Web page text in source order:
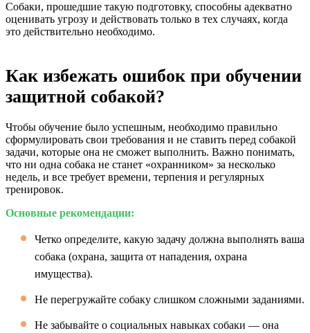
Собаки, прошедшие такую подготовку, способны адекватно
оценивать угрозу и действовать только в тех случаях, когда
это действительно необходимо.
Как избежать ошибок при обучении
защитной собакой?
Чтобы обучение было успешным, необходимо правильно
сформулировать свои требования и не ставить перед собакой
задачи, которые она не сможет выполнить. Важно понимать,
что ни одна собака не станет «охранником» за несколько
недель, и все требует времени, терпения и регулярных
тренировок.
Основные рекомендации:
Четко определите, какую задачу должна выполнять ваша
собака (охрана, защита от нападения, охрана
имущества).
Не перегружайте собаку слишком сложными заданиями.
Не забывайте о социальных навыках собаки — она